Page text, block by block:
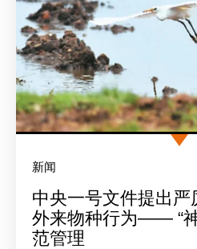
中央一号文件提出严
外来物种行为—— “
范管理
新闻